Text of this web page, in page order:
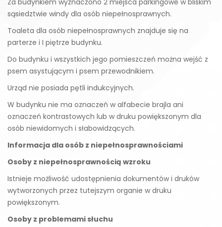
Za budynkiem wyznaczono 2 miejsca parkingowe w bliskim
sąsiedztwie windy dla osób niepełnosprawnych.
Toaleta dla osób niepełnosprawnych znajduje się na
parterze i I piętrze budynku.
Do budynku i wszystkich jego pomieszczeń można wejść z
psem asystującym i psem przewodnikiem.
Urząd nie posiada pętli indukcyjnych.
W budynku nie ma oznaczeń w alfabecie brajla ani
oznaczeń kontrastowych lub w druku powiększonym dla
osób niewidomych i słabowidzących.
Informacja dla osób z niepełnosprawnościami
Osoby z niepełnosprawnością wzroku
Istnieje możliwość udostępnienia dokumentów i druków
wytworzonych przez tutejszym organie w druku
powiększonym.
Osoby z problemami słuchu